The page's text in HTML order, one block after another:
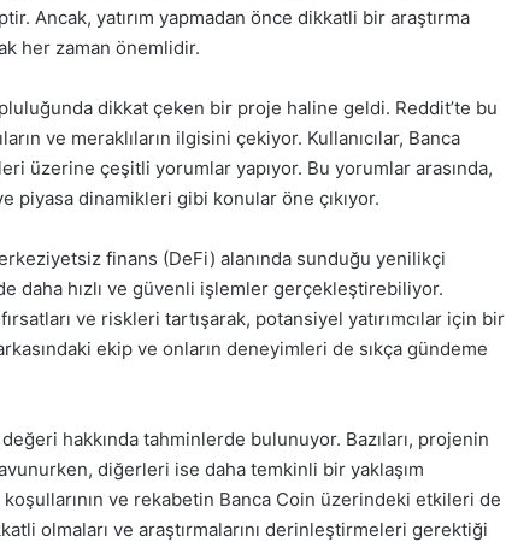
Ancak, yatırım yapmadan önce dikkatli bir araştırma
her zaman önemlidir.
dikkat çeken bir proje haline geldi. Reddit’te bu
ve meraklıların ilgisini çekiyor. Kullanıcılar, Banca
üzerine çeşitli yorumlar yapıyor. Bu yorumlar arasında,
piyasa dinamikleri gibi konular öne çıkıyor.
finans (DeFi) alanında sunduğu yenilikçi
daha hızlı ve güvenli işlemler gerçekleştirebiliyor.
ve riskleri tartışarak, potansiyel yatırımcılar için bir
ekip ve onların deneyimleri de sıkça gündeme
hakkında tahminlerde bulunuyor. Bazıları, projenin
diğerleri ise daha temkinli bir yaklaşım
ve rekabetin Banca Coin üzerindeki etkileri de
olmaları ve araştırmalarını derinleştirmeleri gerektiği